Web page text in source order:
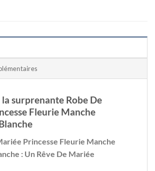
surprenante Robe De
Fleurie Manche
Princesse Fleurie Manche
: Un Rêve De Mariée